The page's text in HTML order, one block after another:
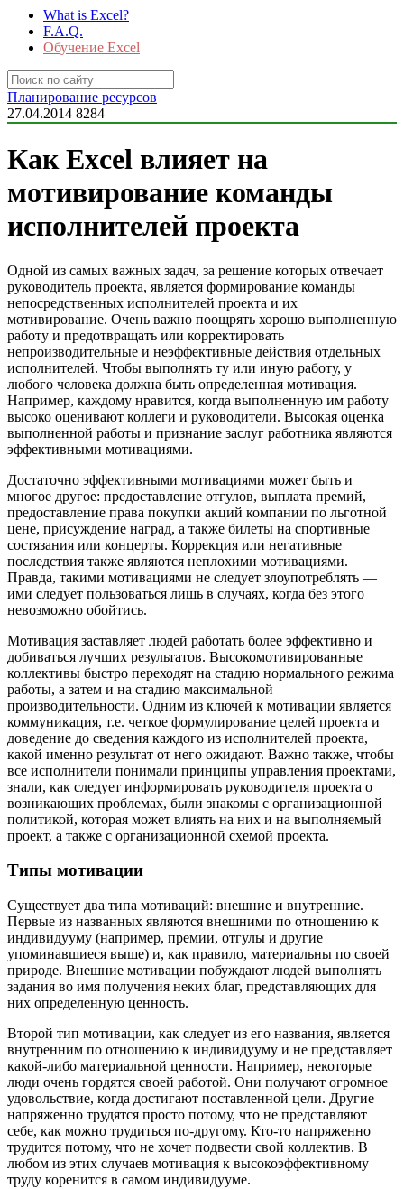
What is Excel?
F.A.Q.
Обучение Excel
Планирование ресурсов
27.04.2014 8284
Как Excel влияет на
мотивирование команды
исполнителей проекта
Одной из самых важных задач, за решение которых отвечает
руководитель проекта, является формирование команды
непосредственных исполнителей проекта и их
мотивирование. Очень важно поощрять хорошо выполненную
работу и предотвращать или корректировать
непроизводительные и неэффективные действия отдельных
исполнителей. Чтобы выполнять ту или иную работу, у
любого человека должна быть определенная мотивация.
Например, каждому нравится, когда выполненную им работу
высоко оценивают коллеги и руководители. Высокая оценка
выполненной работы и признание заслуг работника являются
эффективными мотивациями.
Достаточно эффективными мотивациями может быть и
многое другое: предоставление отгулов, выплата премий,
предоставление права покупки акций компании по льготной
цене, присуждение наград, а также билеты на спортивные
состязания или концерты. Коррекция или негативные
последствия также являются неплохими мотивациями.
Правда, такими мотивациями не следует злоупотреблять —
ими следует пользоваться лишь в случаях, когда без этого
невозможно обойтись.
Мотивация заставляет людей работать более эффективно и
добиваться лучших результатов. Высокомотивированные
коллективы быстро переходят на стадию нормального режима
работы, а затем и на стадию максимальной
производительности. Одним из ключей к мотивации является
коммуникация, т.е. четкое формулирование целей проекта и
доведение до сведения каждого из исполнителей проекта,
какой именно результат от него ожидают. Важно также, чтобы
все исполнители понимали принципы управления проектами,
знали, как следует информировать руководителя проекта о
возникающих проблемах, были знакомы с организационной
политикой, которая может влиять на них и на выполняемый
проект, а также с организационной схемой проекта.
Типы мотивации
Существует два типа мотиваций: внешние и внутренние.
Первые из названных являются внешними по отношению к
индивидууму (например, премии, отгулы и другие
упоминавшиеся выше) и, как правило, материальны по своей
природе. Внешние мотивации побуждают людей выполнять
задания во имя получения неких благ, представляющих для
них определенную ценность.
Второй тип мотивации, как следует из его названия, является
внутренним по отношению к индивидууму и не представляет
какой-либо материальной ценности. Например, некоторые
люди очень гордятся своей работой. Они получают огромное
удовольствие, когда достигают поставленной цели. Другие
напряженно трудятся просто потому, что не представляют
себе, как можно трудиться по-другому. Кто-то напряженно
трудится потому, что не хочет подвести свой коллектив. В
любом из этих случаев мотивация к высокоэффективному
труду коренится в самом индивидууме.